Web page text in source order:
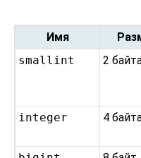
Имя
smallint
2
integer 4